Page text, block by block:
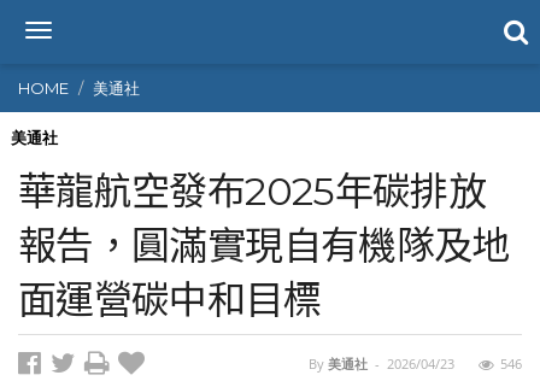
T
g
g
l
n
a
v
i
g
a
t
HOME 美通社
美通社
華龍航空發布2025年碳排放
報告，圓滿實現自有機隊及地
面運營碳中和目標
By 美通社 - 2026/04/23 546